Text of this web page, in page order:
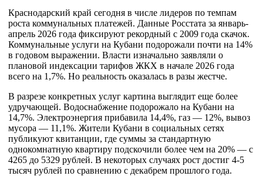
Краснодарский край сегодня в числе лидеров по темпам
роста коммунальных платежей. Данные Росстата за январь-
апрель 2026 года фиксируют рекордный с 2009 года скачок.
Коммунальные услуги на Кубани подорожали почти на 14%
в годовом выражении. Власти изначально заявляли о
плановой индексации тарифов ЖКХ в начале 2026 года
всего на 1,7%. Но реальность оказалась в разы жестче.
В разрезе конкретных услуг картина выглядит еще более
удручающей. Водоснабжение подорожало на Кубани на
14,7%. Электроэнергия прибавила 14,4%, газ — 12%, вывоз
мусора — 11,1%. Жители Кубани в социальных сетях
публикуют квитанции, где суммы за стандартную
однокомнатную квартиру подскочили более чем на 20% — с
4265 до 5329 рублей. В некоторых случаях рост достиг 4-5
тысяч рублей по сравнению с декабрем прошлого года.